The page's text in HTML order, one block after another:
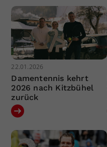
22.01.2026
Damentennis kehrt
2026 nach Kitzbühel
zurück